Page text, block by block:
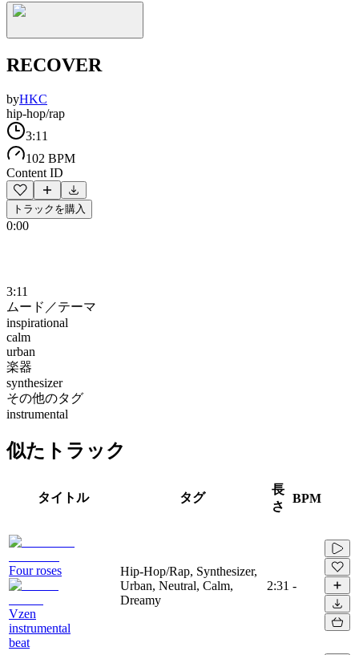
RECOVER
byHKC
hip-hop/rap
3:11
102 BPM
Content ID
トラックを購入
0:00
3:11
ムード／テーマ
inspirational
calm
urban
楽器
synthesizer
その他のタグ
instrumental
似たトラック
タイトル タグ
長
さ
BPM
Four roses
Vzen
instrumental
beat
Hip-Hop/Rap, Synthesizer,
Urban, Neutral, Calm,
Dreamy
2:31 -